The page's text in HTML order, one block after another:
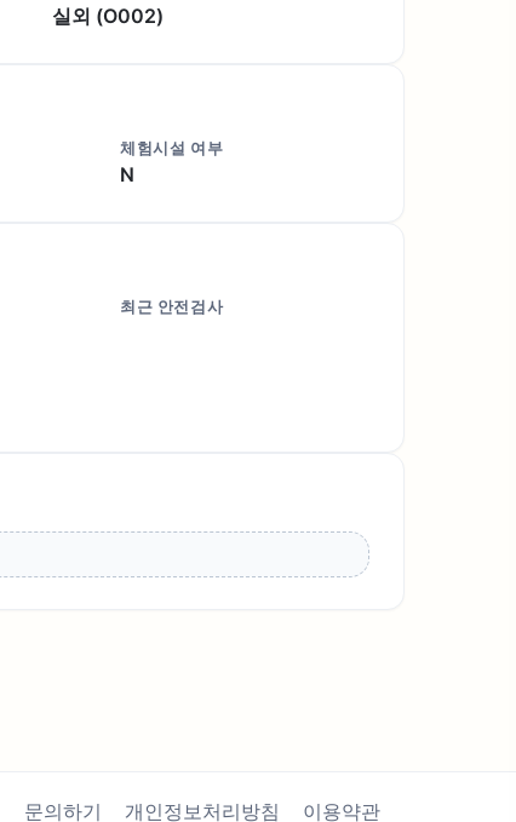
실외 (O002)
체험시설 여부
N
최근 안전검사
문의하기 개인정보처리방침 이용약관